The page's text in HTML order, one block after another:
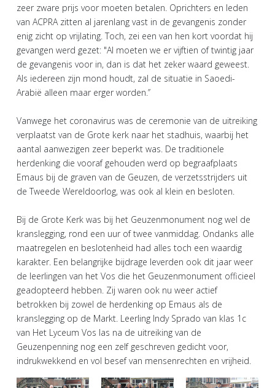
zeer zware prijs voor moeten betalen. Oprichters en leden
van ACPRA zitten al jarenlang vast in de gevangenis zonder
enig zicht op vrijlating. Toch, zei een van hen kort voordat hij
gevangen werd gezet: "Al moeten we er vijftien of twintig jaar
de gevangenis voor in, dan is dat het zeker waard geweest.
Als iedereen zijn mond houdt, zal de situatie in Saoedi-
Arabië alleen maar erger worden.’’
Vanwege het coronavirus was de ceremonie van de uitreiking
verplaatst van de Grote kerk naar het stadhuis, waarbij het
aantal aanwezigen zeer beperkt was. De traditionele
herdenking die vooraf gehouden werd op begraafplaats
Emaus bij de graven van de Geuzen, de verzetsstrijders uit
de Tweede Wereldoorlog, was ook al klein en besloten.
Bij de Grote Kerk was bij het Geuzenmonument nog wel de
kranslegging, rond een uur of twee vanmiddag. Ondanks alle
maatregelen en beslotenheid had alles toch een waardig
karakter. Een belangrijke bijdrage leverden ook dit jaar weer
de leerlingen van het Vos die het Geuzenmonument officieel
geadopteerd hebben. Zij waren ook nu weer actief
betrokken bij zowel de herdenking op Emaus als de
kranslegging op de Markt. Leerling Indy Sprado van klas 1c
van Het Lyceum Vos las na de uitreiking van de
Geuzenpenning nog een zelf geschreven gedicht voor,
indrukwekkend en vol besef van mensenrechten en vrijheid.